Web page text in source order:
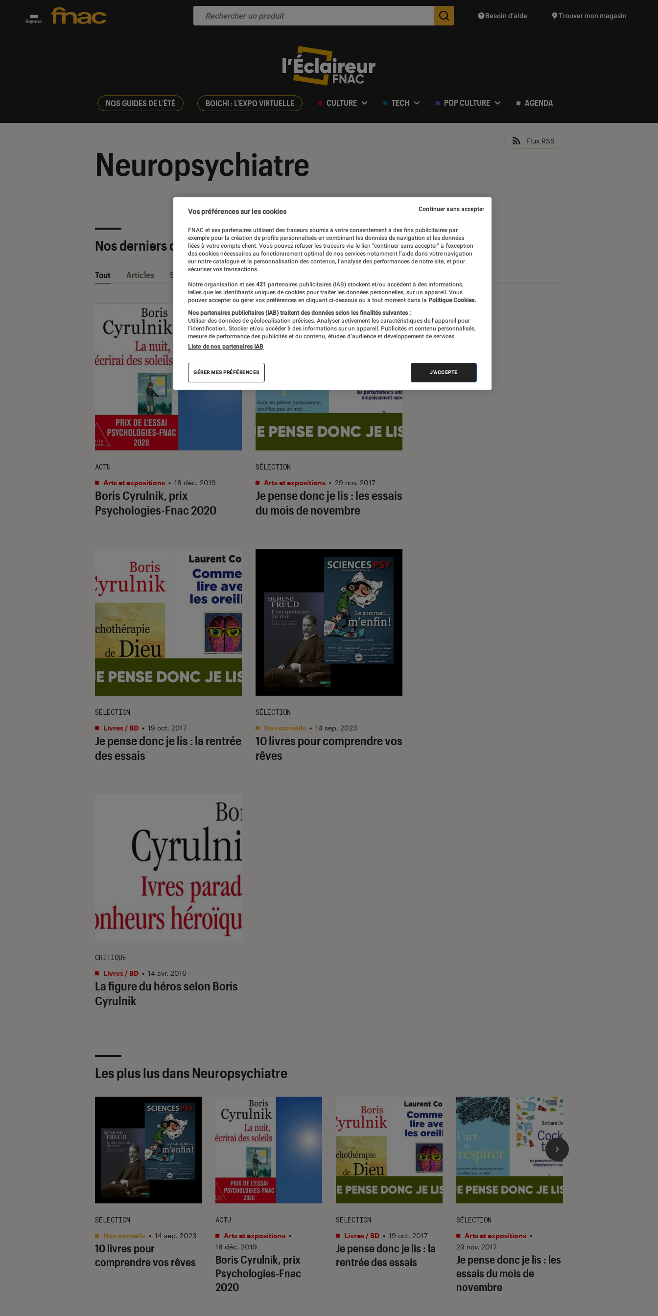
Rayons Des suggestions de produits vont vous être proposées
Besoin d’aide Trouver mon magasin
NOS GUIDES DE L'ÉTÉ BOICHI : L'EXPO VIRTUELLE CULTURE TECH POP CULTURE AGENDA
Neuropsychiatre
Flux RSS
Nos derniers contenus
Tout Articles Sélections et guides
Boris Cyrulnik, prix
Psychologies-Fnac 2020
ACTU
Arts et expositions • 18 déc. 2019
Je pense donc je lis : les essais
du mois de novembre
SÉLECTION
Arts et expositions • 29 nov. 2017
Je pense donc je lis : la rentrée
des essais
SÉLECTION
Livres / BD • 19 oct. 2017
10 livres pour comprendre vos
rêves
SÉLECTION
Nos conseils • 14 sep. 2023
La figure du héros selon Boris
Cyrulnik
CRITIQUE
Livres / BD • 14 avr. 2016
Les plus lus dans Neuropsychiatre
10 livres pour
comprendre vos rêves
SÉLECTION
Nos conseils • 14 sep. 2023
Boris Cyrulnik, prix
Psychologies-Fnac
2020
ACTU
Arts et expositions •
18 déc. 2019
Je pense donc je lis : la
rentrée des essais
SÉLECTION
Livres / BD • 19 oct. 2017
Je pense donc je lis : les
essais du mois de
novembre
SÉLECTION
Arts et expositions •
29 nov. 2017
Vos préférences sur les cookies
FNAC et ses partenaires utilisent des traceurs soumis à votre consentement à des fins publicitaires par
exemple pour la création de profils personnalisés en combinant les données de navigation et les données
liées à votre compte client. Vous pouvez refuser les traceurs via le lien "continuer sans accepter" à l’exception
des cookies nécessaires au fonctionnement optimal de nos services notamment l’aide dans votre navigation
sur notre catalogue et la personnalisation des contenus, l’analyse des performances de notre site, et pour
sécuriser vos transactions.
Notre organisation et ses 421 partenaires publicitaires (IAB) stockent et/ou accèdent à des informations,
telles que les identifiants uniques de cookies pour traiter les données personnelles, sur un appareil. Vous
pouvez accepter ou gérer vos préférences en cliquant ci-dessous ou à tout moment dans la Politique Cookies.
Nos partenaires publicitaires (IAB) traitent des données selon les finalités suivantes :
Utiliser des données de géolocalisation précises. Analyser activement les caractéristiques de l’appareil pour
l’identification. Stocker et/ou accéder à des informations sur un appareil. Publicités et contenu personnalisés,
mesure de performance des publicités et du contenu, études d’audience et développement de services.
Liste de nos partenaires IAB
GÉRER MES PRÉFÉRENCES J'ACCEPTE
Continuer sans accepter